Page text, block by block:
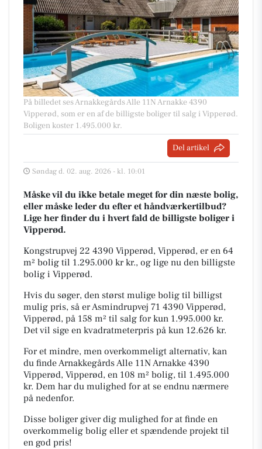
På billedet ses Arnakkegårds Alle 11N Arnakke 4390
Vipperød, som er en af de billigste boliger til salg i Vipperød.
Boligen koster 1.495.000 kr.
Del artikel
Søndag d. 02. aug. 2026 - kl. 10:01
Måske vil du ikke betale meget for din næste bolig,
eller måske leder du efter et håndværkertilbud?
Lige her finder du i hvert fald de billigste boliger i
Vipperød.
Kongstrupvej 22 4390 Vipperød, Vipperød, er en 64
m² bolig til 1.295.000 kr kr., og lige nu den billigste
bolig i Vipperød.
Hvis du søger, den størst mulige bolig til billigst
mulig pris, så er Asmindrupvej 71 4390 Vipperød,
Vipperød, på 158 m² til salg for kun 1.995.000 kr.
Det vil sige en kvadratmeterpris på kun 12.626 kr.
For et mindre, men overkommeligt alternativ, kan
du finde Arnakkegårds Alle 11N Arnakke 4390
Vipperød, Vipperød, en 108 m² bolig, til 1.495.000
kr. Dem har du mulighed for at se endnu nærmere
på nedenfor.
Disse boliger giver dig mulighed for at finde en
overkommelig bolig eller et spændende projekt til
en god pris!